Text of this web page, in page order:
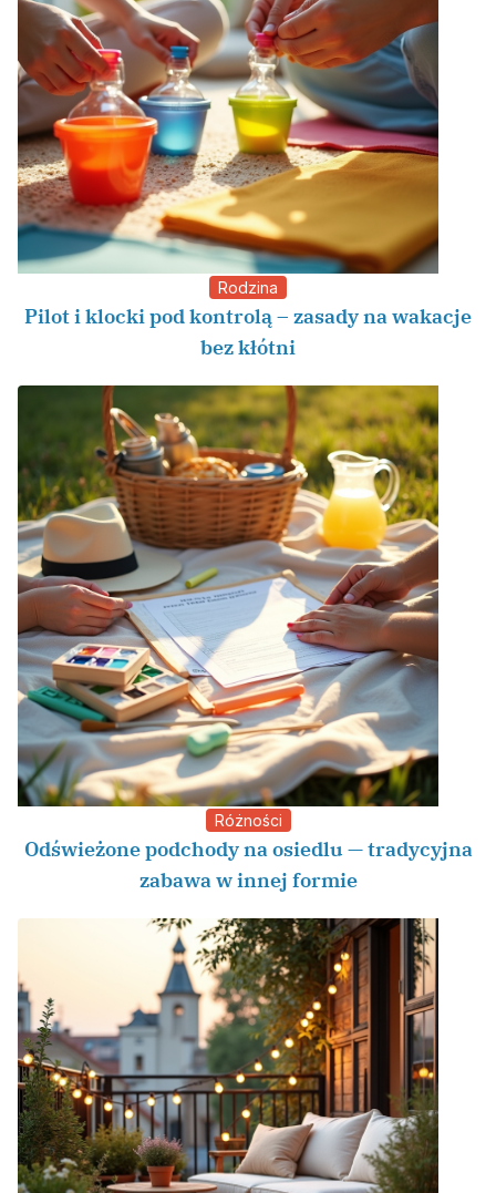
Rodzina
Pilot i klocki pod kontrolą – zasady na wakacje
bez kłótni
Różności
Odświeżone podchody na osiedlu — tradycyjna
zabawa w innej formie